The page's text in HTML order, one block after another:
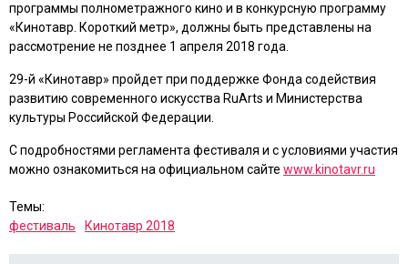
программы полнометражного кино и в конкурсную программу
«Кинотавр. Короткий метр», должны быть представлены на
рассмотрение не позднее 1 апреля 2018 года.
29-й «Кинотавр» пройдет при поддержке Фонда содействия
развитию современного искусства RuArts и Министерства
культуры Российской Федерации.
С подробностями регламента фестиваля и с условиями участия
можно ознакомиться на официальном сайте www.kinotavr.ru
Темы:
фестиваль
Кинотавр 2018